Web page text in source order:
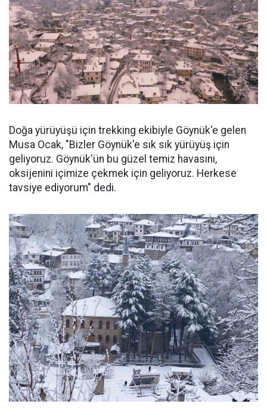
Doğa yürüyüşü için trekking ekibiyle Göynük'e gelen
Musa Ocak, "Bizler Göynük'e sık sık yürüyüş için
geliyoruz. Göynük'ün bu güzel temiz havasını,
oksijenini içimize çekmek için geliyoruz. Herkese
tavsiye ediyorum" dedi.